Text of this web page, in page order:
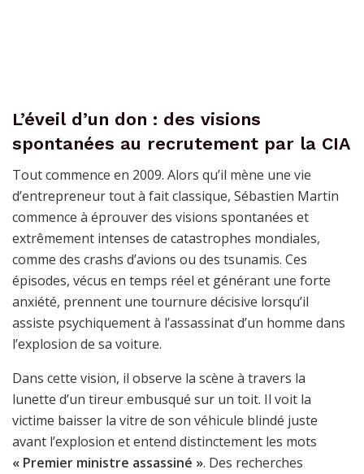
L’éveil d’un don : des visions
spontanées au recrutement par la CIA
Tout commence en 2009. Alors qu’il mène une vie
d’entrepreneur tout à fait classique, Sébastien Martin
commence à éprouver des visions spontanées et
extrêmement intenses de catastrophes mondiales,
comme des crashs d’avions ou des tsunamis. Ces
épisodes, vécus en temps réel et générant une forte
anxiété, prennent une tournure décisive lorsqu’il
assiste psychiquement à l’assassinat d’un homme dans
l’explosion de sa voiture.
Dans cette vision, il observe la scène à travers la
lunette d’un tireur embusqué sur un toit. Il voit la
victime baisser la vitre de son véhicule blindé juste
avant l’explosion et entend distinctement les mots
« Premier ministre assassiné ». Des recherches